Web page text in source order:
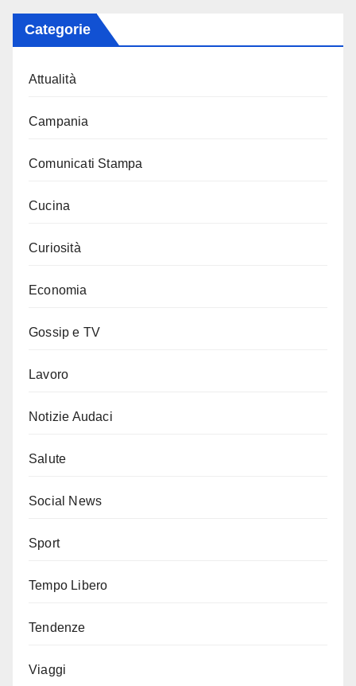
Categorie
Attualità
Campania
Comunicati Stampa
Cucina
Curiosità
Economia
Gossip e TV
Lavoro
Notizie Audaci
Salute
Social News
Sport
Tempo Libero
Tendenze
Viaggi